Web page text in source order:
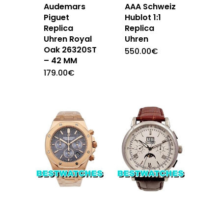
Audemars
Piguet
Replica
Uhren Royal
Oak 26320ST
– 42 MM
179.00€
AAA Schweiz
Hublot 1:1
Replica
Uhren
550.00€